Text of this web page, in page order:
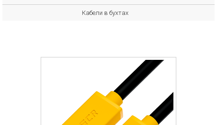
Кабели в бухтах